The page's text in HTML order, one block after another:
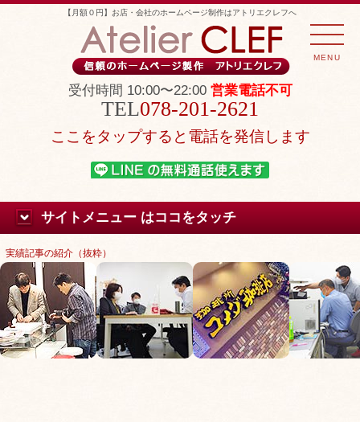
【月額０円】お店・会社のホームページ制作はアトリエクレフへ
受付時間 10:00〜22:00 営業電話不可
078-201-2621
ここをタップすると電話を発信します
サイトメニュー はココをタッチ
実績記事の紹介（抜粋）
MENU